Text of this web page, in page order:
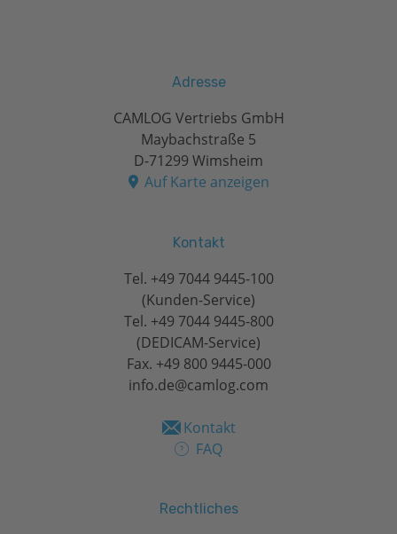
Adresse
CAMLOG Vertriebs GmbH
Maybachstraße 5
D-71299 Wimsheim
Auf Karte anzeigen
Kontakt
Tel. +49 7044 9445-100
(Kunden-Service)
Tel. +49 7044 9445-800
(DEDICAM-Service)
Fax. +49 800 9445-000
info.de@camlog.com
Kontakt
FAQ
Rechtliches